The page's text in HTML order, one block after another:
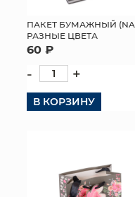
ПАКЕТ БУМАЖНЫЙ
РАЗНЫЕ ЦВЕТА
60 ₽
- +
В КОРЗИНУ